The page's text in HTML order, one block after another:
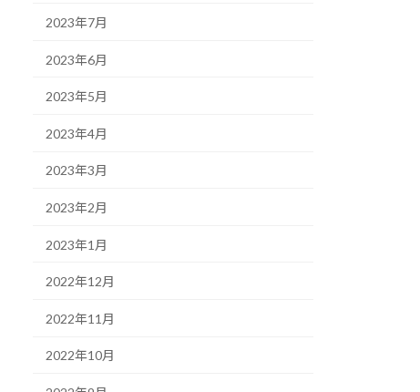
2023年7月
2023年6月
2023年5月
2023年4月
2023年3月
2023年2月
2023年1月
2022年12月
2022年11月
2022年10月